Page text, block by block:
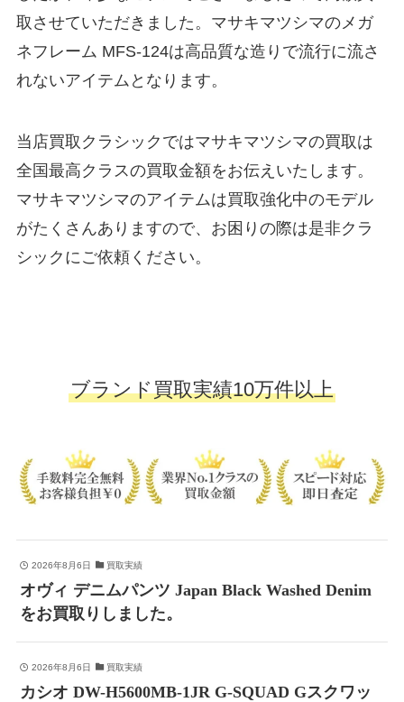
取させていただきました。マサキマツシマのメガ
ネフレーム MFS-124は高品質な造りで流行に流さ
れないアイテムとなります。
当店買取クラシックではマサキマツシマの買取は
全国最高クラスの買取金額をお伝えいたします。
マサキマツシマのアイテムは買取強化中のモデル
がたくさんありますので、お困りの際は是非クラ
シックにご依頼ください。
ブランド買取実績10万件以上
2026年8月6日 買取実績
オヴィ デニムパンツ Japan Black Washed Denim
をお買取りしました。
2026年8月6日 買取実績
カシオ DW-H5600MB-1JR G-SQUAD Gスクワッ